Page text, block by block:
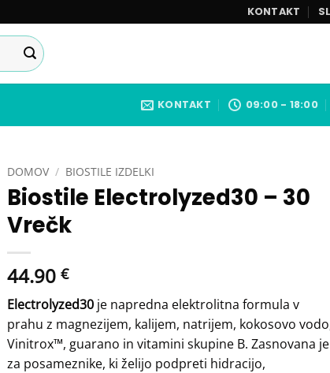
KONTAKT
KONTAKT 09:00 - 18:00
DOMOV / BIOSTILE IZDELKI
Biostile Electrolyzed30 – 30
Vrečk
44.90 €
Electrolyzed30 je napredna elektrolitna formula v
prahu z magnezijem, kalijem, natrijem, kokosovo
Vinitrox™, guarano in vitamini skupine B. Zasnovana je
za posameznike, ki želijo podpreti hidracijo,